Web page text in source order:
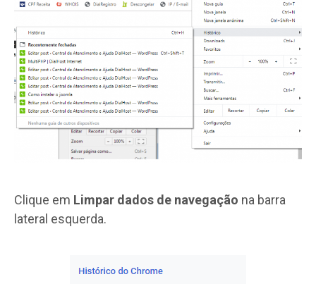
Clique em Limpar dados de navegação na barra
lateral esquerda.